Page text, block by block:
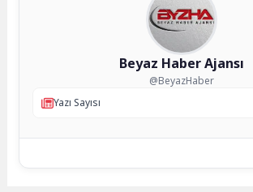
Beyaz Haber Ajansı
@BeyazHaber
Yazı Sayısı